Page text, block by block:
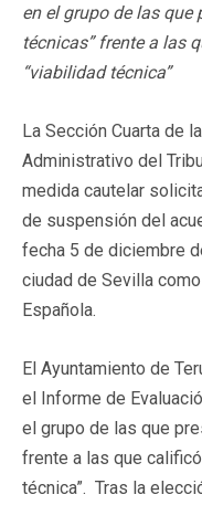
en el grupo de las que
técnicas” frente a las
“viabilidad técnica”
La Sección Cuarta de
Administrativo del
medida cautelar
de suspensión del
fecha 5 de diciembre
ciudad de Sevilla
Española.
El Ayuntamiento de
el Informe de
el grupo de las que
frente a las que
técnica”. Tras la